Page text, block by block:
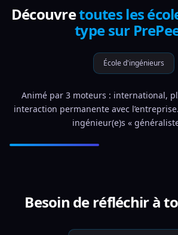
Découvretoutes les
type sur
École d'ingénieurs
Animé par 3 moteurs : international,
interaction permanente avec l’entreprise.
ingénieur(e)s «
Besoin de réfléchir à